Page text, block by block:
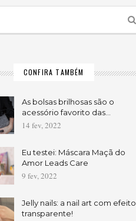
CONFIRA TAMBÉM
As bolsas brilhosas são o
acessório favorito das…
14 fev, 2022
Eu testei: Máscara Maçã do
Amor Leads Care
9 fev, 2022
Jelly nails: a nail art com efeito
transparente!